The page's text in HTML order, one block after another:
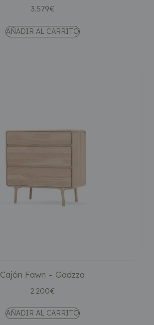
3.579€
AÑADIR AL CARRITO
Cajón Fawn – Gadzza
2.200€
AÑADIR AL CARRITO